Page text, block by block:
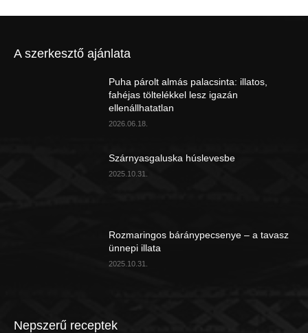
A szerkesztő ajánlata
Puha párolt almás palacsinta: illatos,
fahéjas töltelékkel lesz igazán
ellenállhatatlan
2026.06.18.
Szárnyasgaluska húslevesbe
2025.10.31.
Rozmaringos báránypecsenye – a tavasz
ünnepi illata
2025.10.31.
Nepszerű receptek